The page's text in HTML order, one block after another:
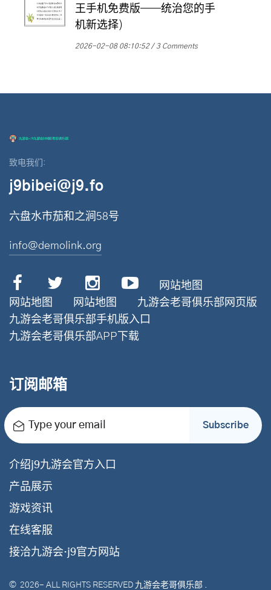
王手机免费版——统治您的手
机新选择)
2026-02-08 08:10:52 3 Comments
致电我们:
j9bibei@j9.fo
六盘水市茄和之涧58号
info@demolink.org
网站地图
网站地图
网站地图
九游会老哥俱乐部网页版
九游会老哥俱乐部手机版入口
九游会老哥俱乐部APP下载
订阅邮箱
Type your email Subscribe
介绍j9九游会官方入口
产品展示
游戏资讯
在线客服
接洽九游会·j9官方网站
© 2026- ALL RIGHTS RESERVED 九游会老哥俱乐部 .